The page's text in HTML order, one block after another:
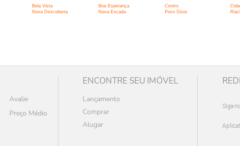
Bela Vista Boa Esperança Centro
Nova Descoberta Nova Escada Povo Deus
Avalie
Preço Médio
ENCONTRE SEU IMÓVEL
Lançamento
Comprar
Alugar
Siga-